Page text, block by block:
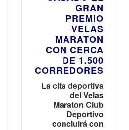
GRAN
PREMIO
VELAS
MARATON
CON CERCA
DE 1.500
CORREDORES
La cita deportiva
del Velas
Maraton Club
Deportivo
concluirá con